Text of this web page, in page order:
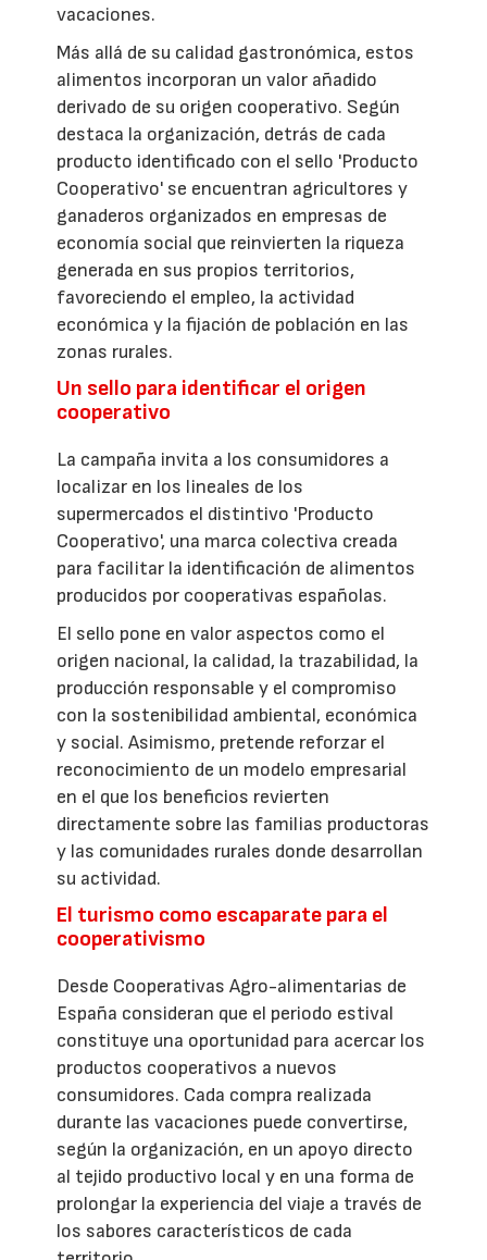
vacaciones.
Más allá de su calidad gastronómica, estos
alimentos incorporan un valor añadido
derivado de su origen cooperativo. Según
destaca la organización, detrás de cada
producto identificado con el sello 'Producto
Cooperativo' se encuentran agricultores y
ganaderos organizados en empresas de
economía social que reinvierten la riqueza
generada en sus propios territorios,
favoreciendo el empleo, la actividad
económica y la fijación de población en las
zonas rurales.
Un sello para identificar el origen
cooperativo
La campaña invita a los consumidores a
localizar en los lineales de los
supermercados el distintivo 'Producto
Cooperativo', una marca colectiva creada
para facilitar la identificación de alimentos
producidos por cooperativas españolas.
El sello pone en valor aspectos como el
origen nacional, la calidad, la trazabilidad, la
producción responsable y el compromiso
con la sostenibilidad ambiental, económica
y social. Asimismo, pretende reforzar el
reconocimiento de un modelo empresarial
en el que los beneficios revierten
directamente sobre las familias productoras
y las comunidades rurales donde desarrollan
su actividad.
El turismo como escaparate para el
cooperativismo
Desde Cooperativas Agro-alimentarias de
España consideran que el periodo estival
constituye una oportunidad para acercar los
productos cooperativos a nuevos
consumidores. Cada compra realizada
durante las vacaciones puede convertirse,
según la organización, en un apoyo directo
al tejido productivo local y en una forma de
prolongar la experiencia del viaje a través de
los sabores característicos de cada